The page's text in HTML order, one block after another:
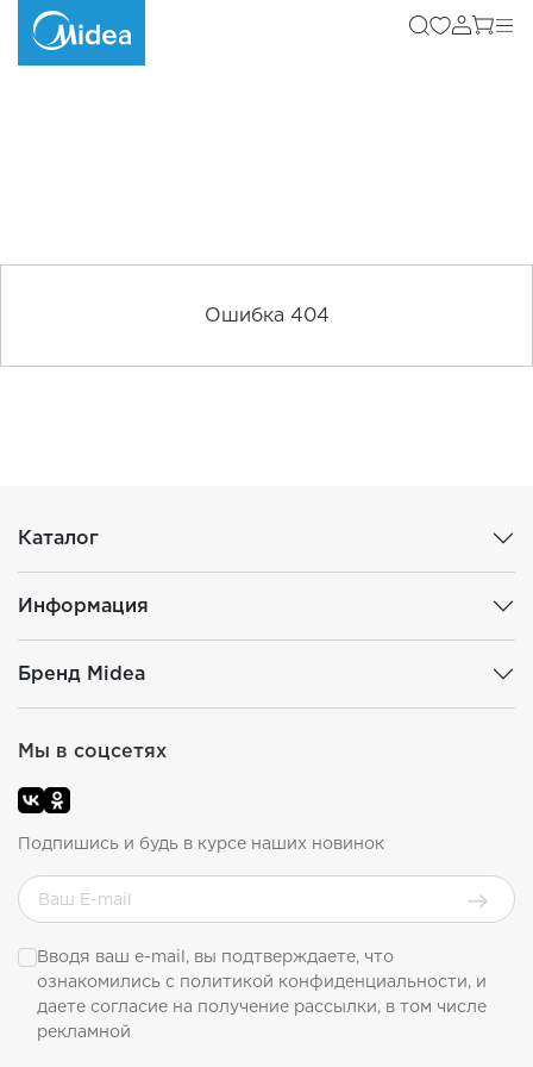
Ошибка 404
Каталог
Информация
Бренд Midea
Мы в соцсетях
Подпишись и будь в курсе наших новинок
Вводя ваш e-mail, вы подтверждаете, что
ознакомились с политикой конфиденциальности, и
даете согласие на получение рассылки, в том числе
рекламной